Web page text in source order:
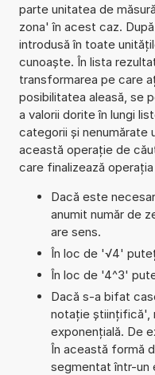
parte unitatea de
zona' în acest caz.
introdusă în toate
cunoaște. În lista
transformarea pe care
posibilitatea aleasă, se
a valorii dorite în lungi
categorii și nenumărate
această operație de
care finalizează
Dacă este
anumit număr de
are sens.
În loc de '√4'
În loc de '4^3'
Dacă s-a bifat
notație științifică',
exponențială. De
În această formă
segmentat într-un